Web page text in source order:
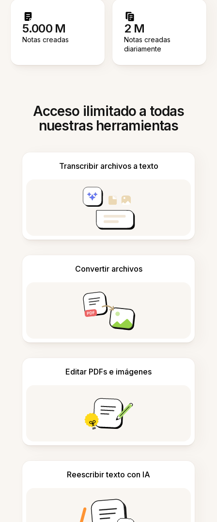
5.000 M
Notas creadas
2 M
Notas creadas
diariamente
Acceso ilimitado a todas
nuestras herramientas
Transcribir archivos a texto
Convertir archivos
Editar PDFs e imágenes
Reescribir texto con IA